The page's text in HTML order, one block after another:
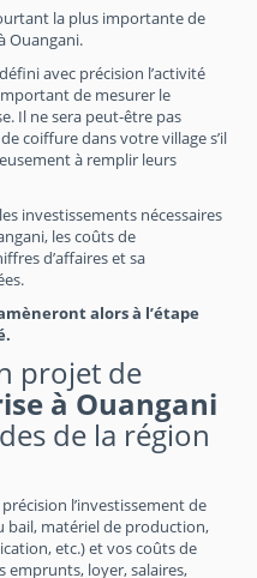
la plus importante de
Ouangani.
avec précision l’activité
de mesurer le
Il ne sera peut-être pas
coiffure dans votre village s’il
à remplir leurs
investissements nécessaires
les coûts de
d’affaires et sa
alors à l’étape
projet de
à Ouangani
de la région
l’investissement de
bail, matériel de production,
etc.) et vos coûts de
loyer, salaires,